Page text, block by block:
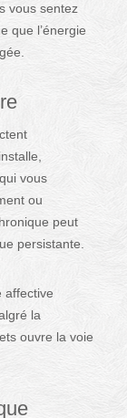
vous sentez
que l’énergie
vous
ou
peut
persistante.
affective
la
ouvre la voie